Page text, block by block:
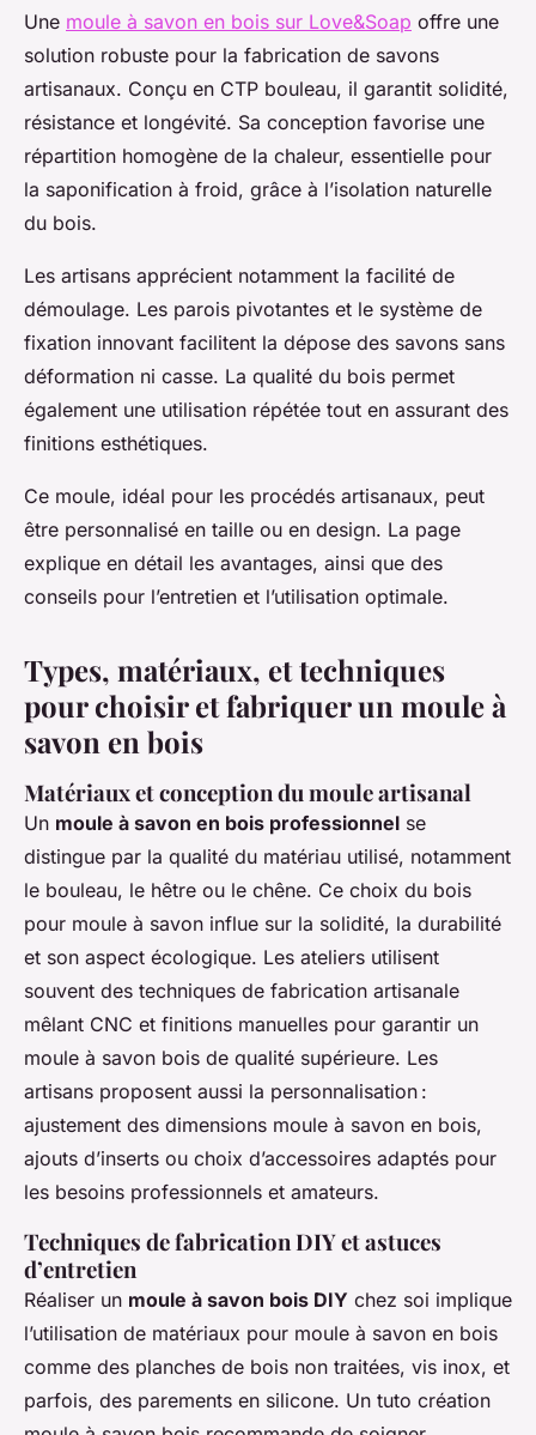
Une moule à savon en bois sur Love&Soap offre une
solution robuste pour la fabrication de savons
artisanaux. Conçu en CTP bouleau, il garantit solidité,
résistance et longévité. Sa conception favorise une
répartition homogène de la chaleur, essentielle pour
la saponification à froid, grâce à l’isolation naturelle
du bois.
Les artisans apprécient notamment la facilité de
démoulage. Les parois pivotantes et le système de
fixation innovant facilitent la dépose des savons sans
déformation ni casse. La qualité du bois permet
également une utilisation répétée tout en assurant des
finitions esthétiques.
Ce moule, idéal pour les procédés artisanaux, peut
être personnalisé en taille ou en design. La page
explique en détail les avantages, ainsi que des
conseils pour l’entretien et l’utilisation optimale.
Types, matériaux, et techniques
pour choisir et fabriquer un moule à
savon en bois
Matériaux et conception du moule artisanal
Un moule à savon en bois professionnel se
distingue par la qualité du matériau utilisé, notamment
le bouleau, le hêtre ou le chêne. Ce choix du bois
pour moule à savon influe sur la solidité, la durabilité
et son aspect écologique. Les ateliers utilisent
souvent des techniques de fabrication artisanale
mêlant CNC et finitions manuelles pour garantir un
moule à savon bois de qualité supérieure. Les
artisans proposent aussi la personnalisation :
ajustement des dimensions moule à savon en bois,
ajouts d’inserts ou choix d’accessoires adaptés pour
les besoins professionnels et amateurs.
Techniques de fabrication DIY et astuces
d’entretien
Réaliser un moule à savon bois DIY chez soi implique
l’utilisation de matériaux pour moule à savon en bois
comme des planches de bois non traitées, vis inox, et
parfois, des parements en silicone. Un tuto création